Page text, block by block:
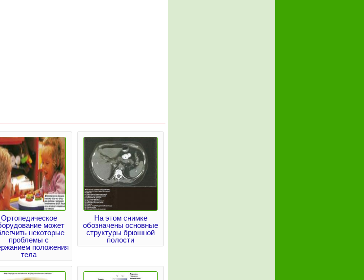
Ортопедическое
может
некоторые
проблемы с
положения
тела
На этом снимке
обозначены основные
структуры брюшной
полости